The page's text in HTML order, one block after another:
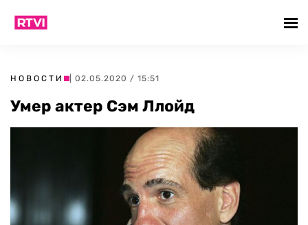
НОВОСТИ | 02.05.2020 / 15:51
Умер актер Сэм Ллойд